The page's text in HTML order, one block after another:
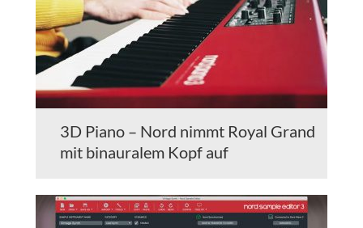
3D Piano – Nord nimmt Royal Grand
mit binauralem Kopf auf